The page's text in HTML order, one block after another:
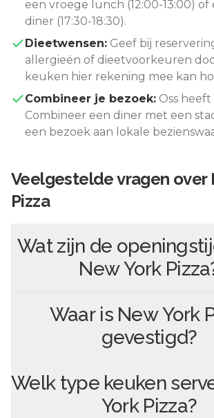
een vroege lunch (12:00-13:00) of
diner (17:30-18:30).
Dieetwensen: Geef bij
allergieën of dieetvoorkeuren
keuken hier rekening mee kan
Combineer je bezoek: Oss heeft
Combineer een diner met een
een bezoek aan lokale
Veelgestelde vragen over
Pizza
Wat zijn de
New York Pizza
Waar is New York
gevestigd?
Welk type keuken
York Pizza?